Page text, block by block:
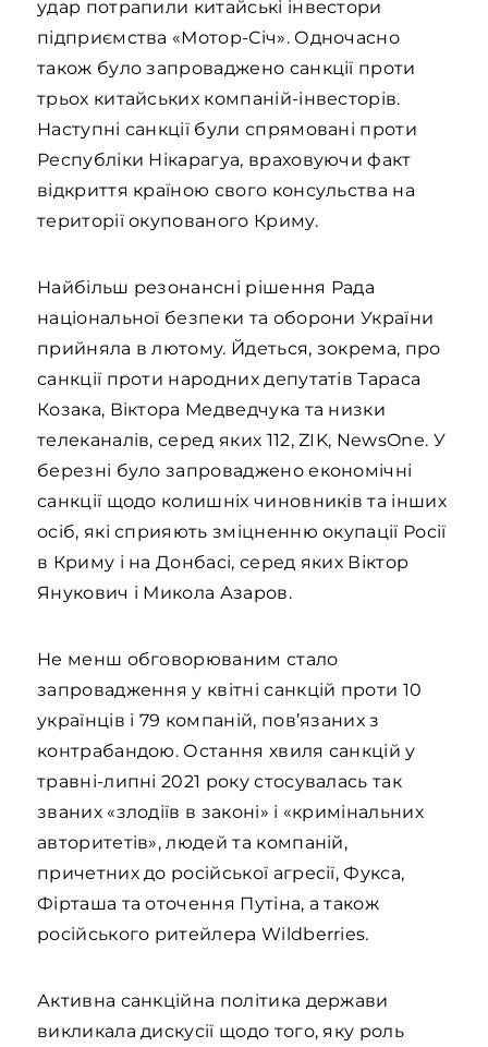
удар потрапили китайські інвестори
підприємства «Мотор-Січ». Одночасно
також було запроваджено санкції проти
трьох китайських компаній-інвесторів.
Наступні санкції були спрямовані проти
Республіки Нікарагуа, враховуючи факт
відкриття країною свого консульства на
території окупованого Криму.
Найбільш резонансні рішення Рада
національної безпеки та оборони України
прийняла в лютому. Йдеться, зокрема, про
санкції проти народних депутатів Тараса
Козака, Віктора Медведчука та низки
телеканалів, серед яких 112, ZIK, NewsOne. У
березні було запроваджено економічні
санкції щодо колишніх чиновників та інших
осіб, які сприяють зміцненню окупації Росії
в Криму і на Донбасі, серед яких Віктор
Янукович і Микола Азаров.
Не менш обговорюваним стало
запровадження у квітні санкцій проти 10
українців і 79 компаній, пов’язаних з
контрабандою. Остання хвиля санкцій у
травні-липні 2021 року стосувалась так
званих «злодіїв в законі» і «кримінальних
авторитетів», людей та компаній,
причетних до російської агресії, Фукса,
Фірташа та оточення Путіна, а також
російського ритейлера Wildberries.
Активна санкційна політика держави
викликала дискусії щодо того, яку роль